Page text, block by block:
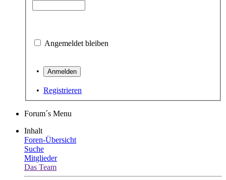
Angemeldet bleiben
•
• Registrieren
Forum´s Menu
Inhalt
Foren-Übersicht
Suche
Mitglieder
Das Team